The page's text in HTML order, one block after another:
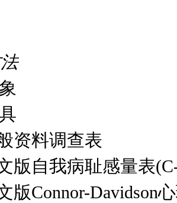
资料调查表
版自我病耻感量表
版Connor-Davidson